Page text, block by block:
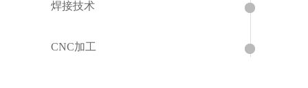
焊接技术
CNC加工